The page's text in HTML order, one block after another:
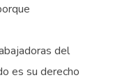
del
es su derecho